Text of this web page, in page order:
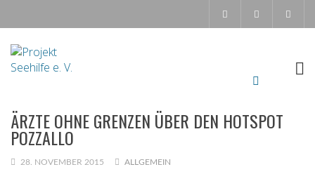
ÄRZTE OHNE GRENZEN ÜBER DEN HOTSPOT
POZZALLO
28. NOVEMBER 2015 ALLGEMEIN